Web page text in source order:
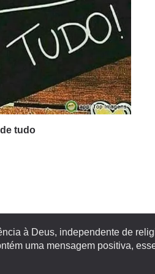
tudo
à Deus, independente de
uma mensagem positiva,